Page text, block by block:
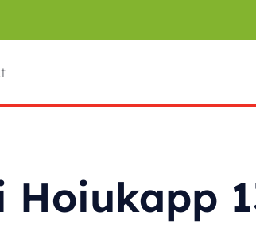
Hoiukapp